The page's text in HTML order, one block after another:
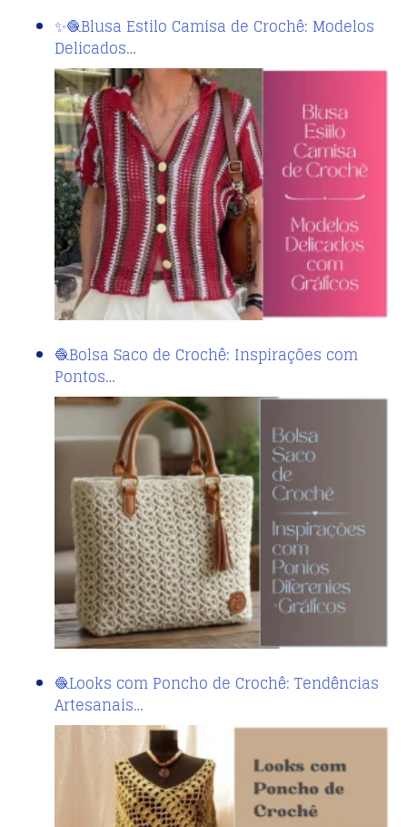
✨🧶Blusa Estilo Camisa de Crochê: Modelos
Delicados…
🧶Bolsa Saco de Crochê: Inspirações com
Pontos…
🧶Looks com Poncho de Crochê: Tendências
Artesanais…